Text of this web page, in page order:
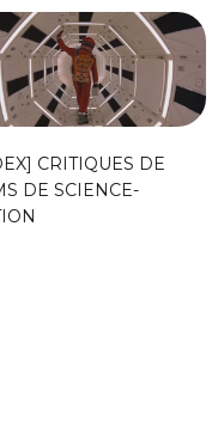
CRITIQUES DE
DE SCIENCE-